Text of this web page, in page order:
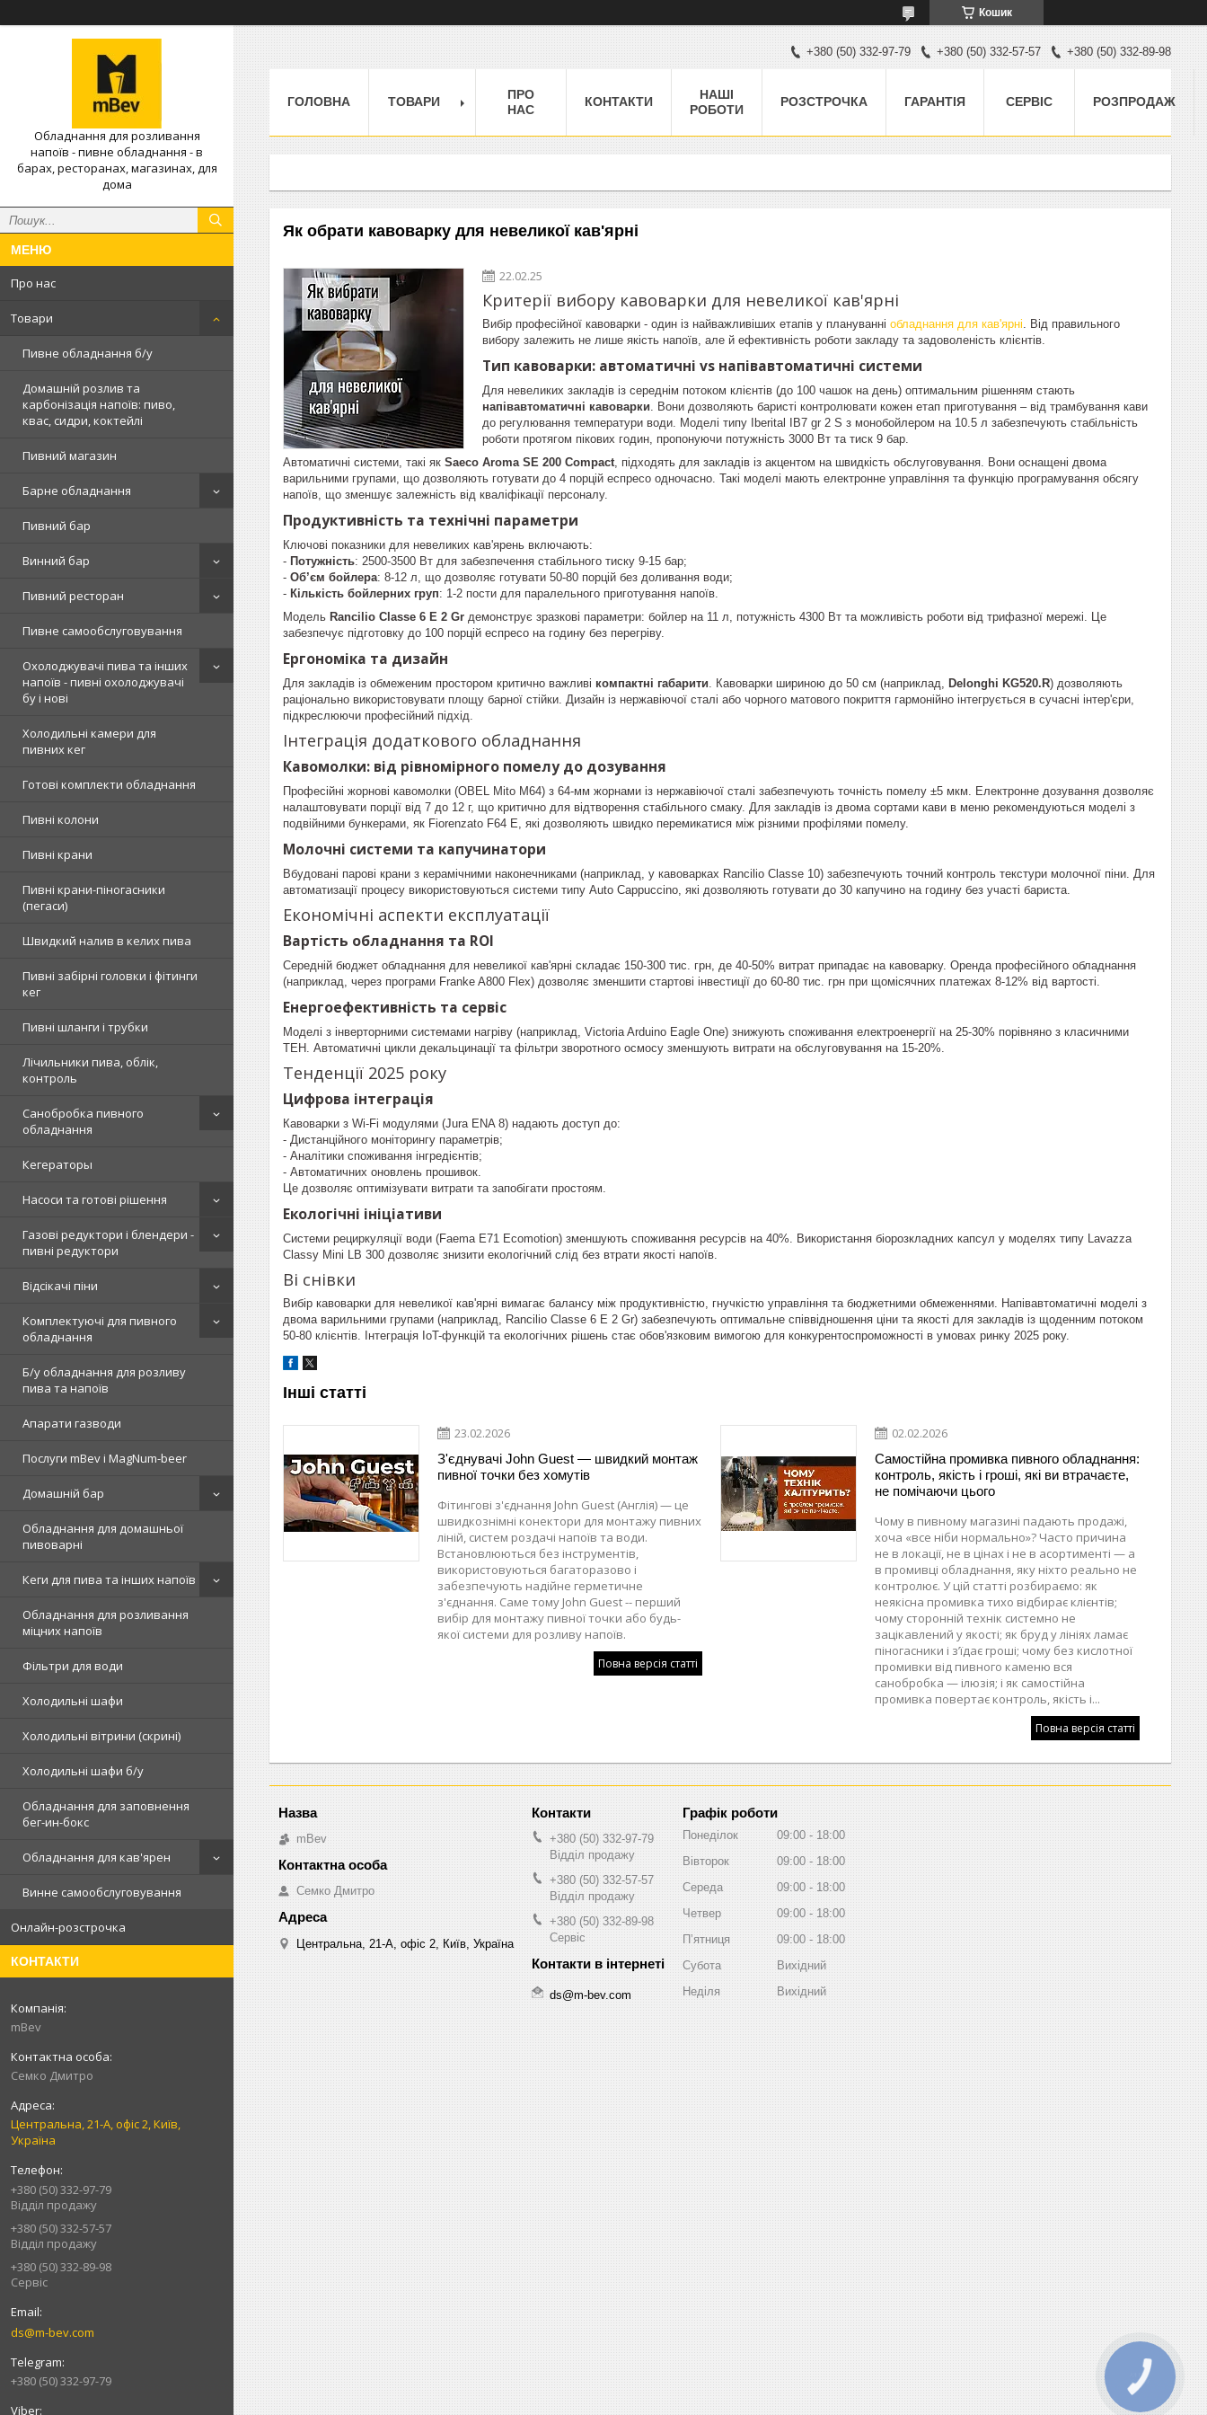
Кошик
Обладнання для розливання
напоїв - пивне обладнання - в
барах, ресторанах, магазинах, для
дома
Про нас
Товари
Пивне обладнання б/у
Домашній розлив та
карбонізація напоїв: пиво,
квас, сидри, коктейлі
Пивний магазин
Барне обладнання
Пивний бар
Винний бар
Пивний ресторан
Пивне самообслуговування
Охолоджувачі пива та інших
напоїв - пивні охолоджувачі
бу і нові
Холодильні камери для
пивних кег
Готові комплекти обладнання
Пивні колони
Пивні крани
Пивні крани-піногасники
(пегаси)
Швидкий налив в келих пива
Пивні забірні головки і фітинги
кег
Пивні шланги і трубки
Лічильники пива, облік,
контроль
Санобробка пивного
обладнання
Кегераторы
Насоси та готові рішення
Газові редуктори і блендери -
пивні редуктори
Відсікачі піни
Комплектуючі для пивного
обладнання
Б/у обладнання для розливу
пива та напоїв
Апарати газводи
Послуги mBev і MagNum-beer
Домашній бар
Обладнання для домашньої
пивоварні
Кеги для пива та інших напоїв
Обладнання для розливання
міцних напоїв
Фільтри для води
Холодильні шафи
Холодильні вітрини (скрині)
Холодильні шафи б/у
Обладнання для заповнення
бег-ин-бокс
Обладнання для кав'ярен
Винне самообслуговування
Онлайн-розстрочка
КОНТАКТИ
mBev
Cемко Дмитро
Центральна, 21-А, офіс 2, Київ,
Україна
+380 (50) 332-97-79
Відділ продажу
+380 (50) 332-57-57
Відділ продажу
+380 (50) 332-89-98
Сервіс
ds@m-bev.com
+380 (50) 332-97-79
+380 (50) 332-97-79 +380 (50) 332-57-57 +380 (50) 332-89-98
ГОЛОВНА ТОВАРИ
ПРО
НАС
КОНТАКТИ
НАШІ
РОБОТИ
РОЗСТРОЧКА ГАРАНТІЯ СЕРВІС РОЗПРОДАЖ
Як обрати кавоварку для невеликої кав'ярні
22.02.25
Критерії вибору кавоварки для невеликої кав'ярні
Вибір професійної кавоварки - один із найважливіших етапів у плануванні обладнання для кав'ярні. Від правильного
вибору залежить не лише якість напоїв, але й ефективність роботи закладу та задоволеність клієнтів.
Тип кавоварки: автоматичні vs напівавтоматичні системи
Для невеликих закладів із середнім потоком клієнтів (до 100 чашок на день) оптимальним рішенням стають
напівавтоматичні кавоварки. Вони дозволяють баристі контролювати кожен етап приготування – від трамбування кави
до регулювання температури води. Моделі типу Iberital IB7 gr 2 S з монобойлером на 10.5 л забезпечують стабільність
роботи протягом пікових годин, пропонуючи потужність 3000 Вт та тиск 9 бар.
Автоматичні системи, такі як Saeco Aroma SE 200 Compact, підходять для закладів із акцентом на швидкість обслуговування. Вони оснащені двома
варильними групами, що дозволяють готувати до 4 порцій еспресо одночасно. Такі моделі мають електронне управління та функцію програмування обсягу
напоїв, що зменшує залежність від кваліфікації персоналу.
Продуктивність та технічні параметри
Ключові показники для невеликих кав'ярень включають:
- Потужність: 2500-3500 Вт для забезпечення стабільного тиску 9-15 бар;
- Об’єм бойлера: 8-12 л, що дозволяє готувати 50-80 порцій без доливання води;
- Кількість бойлерних груп: 1-2 пости для паралельного приготування напоїв.
Модель Rancilio Classe 6 E 2 Gr демонструє зразкові параметри: бойлер на 11 л, потужність 4300 Вт та можливість роботи від трифазної мережі. Це
забезпечує підготовку до 100 порцій еспресо на годину без перегріву.
Ергономіка та дизайн
Для закладів із обмеженим простором критично важливі компактні габарити. Кавоварки шириною до 50 см (наприклад, Delonghi KG520.R) дозволяють
раціонально використовувати площу барної стійки. Дизайн із нержавіючої сталі або чорного матового покриття гармонійно інтегрується в сучасні інтер'єри,
підкреслюючи професійний підхід.
Інтеграція додаткового обладнання
Кавомолки: від рівномірного помелу до дозування
Професійні жорнові кавомолки (OBEL Mito M64) з 64-мм жорнами із нержавіючої сталі забезпечують точність помелу ±5 мкм. Електронне дозування дозволяє
налаштовувати порції від 7 до 12 г, що критично для відтворення стабільного смаку. Для закладів із двома сортами кави в меню рекомендуються моделі з
подвійними бункерами, як Fiorenzato F64 E, які дозволяють швидко перемикатися між різними профілями помелу.
Молочні системи та капучинатори
Вбудовані парові крани з керамічними наконечниками (наприклад, у кавоварках Rancilio Classe 10) забезпечують точний контроль текстури молочної піни. Для
автоматизації процесу використовуються системи типу Auto Cappuccino, які дозволяють готувати до 30 капучино на годину без участі бариста.
Економічні аспекти експлуатації
Вартість обладнання та ROI
Середній бюджет обладнання для невеликої кав'ярні складає 150-300 тис. грн, де 40-50% витрат припадає на кавоварку. Оренда професійного обладнання
(наприклад, через програми Franke A800 Flex) дозволяє зменшити стартові інвестиції до 60-80 тис. грн при щомісячних платежах 8-12% від вартості.
Енергоефективність та сервіс
Моделі з інверторними системами нагріву (наприклад, Victoria Arduino Eagle One) знижують споживання електроенергії на 25-30% порівняно з класичними
ТЕН. Автоматичні цикли декальцинації та фільтри зворотного осмосу зменшують витрати на обслуговування на 15-20%.
Тенденції 2025 року
Цифрова інтеграція
Кавоварки з Wi-Fi модулями (Jura ENA 8) надають доступ до:
- Дистанційного моніторингу параметрів;
- Аналітики споживання інгредієнтів;
- Автоматичних оновлень прошивок.
Це дозволяє оптимізувати витрати та запобігати простоям.
Екологічні ініціативи
Системи рециркуляції води (Faema E71 Ecomotion) зменшують споживання ресурсів на 40%. Використання біорозкладних капсул у моделях типу Lavazza
Classy Mini LB 300 дозволяє знизити екологічний слід без втрати якості напоїв.
Ві снівки
Вибір кавоварки для невеликої кав'ярні вимагає балансу між продуктивністю, гнучкістю управління та бюджетними обмеженнями. Напівавтоматичні моделі з
двома варильними групами (наприклад, Rancilio Classe 6 E 2 Gr) забезпечують оптимальне співвідношення ціни та якості для закладів із щоденним потоком
50-80 клієнтів. Інтеграція IoT-функцій та екологічних рішень стає обов'язковим вимогою для конкурентоспроможності в умовах ринку 2025 року.
Інші статті
23.02.2026
З'єднувачі John Guest — швидкий монтаж
пивної точки без хомутів
Фітингові з'єднання John Guest (Англія) — це
швидкознімні конектори для монтажу пивних
ліній, систем роздачі напоїв та води.
Встановлюються без інструментів,
використовуються багаторазово і
забезпечують надійне герметичне
з'єднання. Саме тому John Guest -- перший
вибір для монтажу пивної точки або будь-
якої системи для розливу напоїв.
Повна версія статті
02.02.2026
Самостійна промивка пивного обладнання:
контроль, якість і гроші, які ви втрачаєте,
не помічаючи цього
Чому в пивному магазині падають продажі,
хоча «все ніби нормально»? Часто причина
не в локації, не в цінах і не в асортименті — а
в промивці обладнання, яку ніхто реально не
контролює. У цій статті розбираємо: як
неякісна промивка тихо відбирає клієнтів;
чому сторонній технік системно не
зацікавлений у якості; як бруд у лініях ламає
піногасники і з’їдає гроші; чому без кислотної
промивки від пивного каменю вся
санобробка — ілюзія; і як самостійна
промивка повертає контроль, якість і...
Повна версія статті
mBev
Cемко Дмитро
Центральна, 21-А, офіс 2, Київ, Україна
+380 (50) 332-97-79
Відділ продажу
+380 (50) 332-57-57
Відділ продажу
+380 (50) 332-89-98
Сервіс
ds@m-bev.com
Графік роботи
Понеділок 09:00
18:00
Вівторок
09:00
18:00
Середа
09:00
18:00
Четвер
09:00
18:00
Пʼятниця
09:00
18:00
Субота
Вихідний
Неділя
Вихідний
КНОПКА
ЗВ'ЯЗКУ